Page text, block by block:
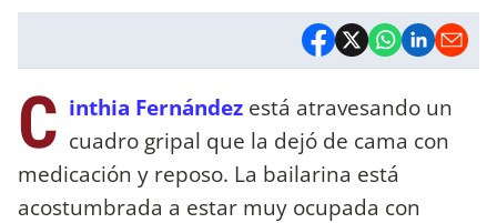
C inthia Fernández está atravesando un
cuadro gripal que la dejó de cama con
medicación y reposo. La bailarina está
acostumbrada a estar muy ocupada con